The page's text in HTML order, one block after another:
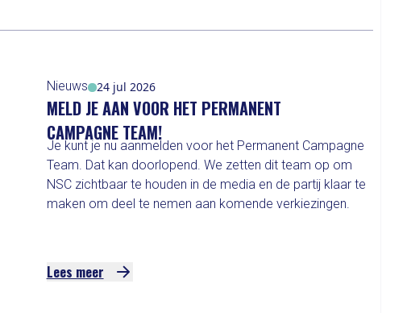
Nieuws 24 jul 2026
MELD JE AAN VOOR HET PERMANENT
CAMPAGNE TEAM!
Je kunt je nu aanmelden voor het Permanent Campagne
Team. Dat kan doorlopend. We zetten dit team op om
NSC zichtbaar te houden in de media en de partij klaar te
maken om deel te nemen aan komende verkiezingen.
Lees meer